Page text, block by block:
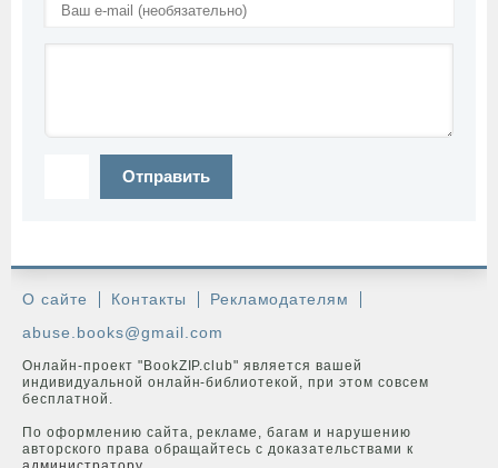
Отправить
О сайте Контакты
Рекламодателям
abuse.books@gmail.com
Онлайн-проект "BookZIP.club" является вашей
индивидуальной онлайн-библиотекой, при этом совсем
бесплатной.
По оформлению сайта, рекламе, багам и нарушению
авторского права обращайтесь с доказательствами к